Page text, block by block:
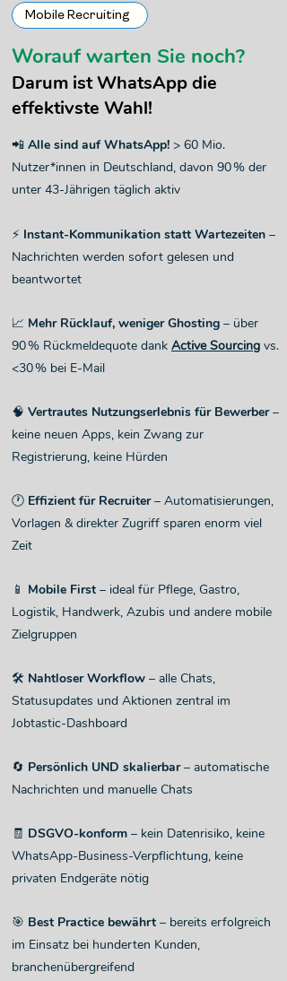
Mobile Recruiting
Worauf warten Sie noch?
Darum ist WhatsApp die
effektivste Wahl!
📲 Alle sind auf WhatsApp! > 60 Mio.
Nutzer*innen in Deutschland, davon 90 % der
unter 43-Jährigen täglich aktiv
⚡ Instant-Kommunikation statt Wartezeiten –
Nachrichten werden sofort gelesen und
beantwortet
📈 Mehr Rücklauf, weniger Ghosting – über
90 % Rückmeldequote dank Active Sourcing vs.
<30 % bei E-Mail
🧠 Vertrautes Nutzungserlebnis für Bewerber–
keine neuen Apps, kein Zwang zur
Registrierung, keine Hürden
🕐 Effizient für Recruiter– Automatisierungen,
Vorlagen & direkter Zugriff sparen enorm viel
Zeit
📱 Mobile First – ideal für Pflege, Gastro,
Logistik, Handwerk, Azubis und andere mobile
Zielgruppen
🛠️ Nahtloser Workflow – alle Chats,
Statusupdates und Aktionen zentral im
Jobtastic-Dashboard
🔄 Persönlich UND skalierbar– automatische
Nachrichten und manuelle Chats
🧾 DSGVO-konform – kein Datenrisiko, keine
WhatsApp-Business-Verpflichtung, keine
privaten Endgeräte nötig
🎯 Best Practice bewährt – bereits erfolgreich
im Einsatz bei hunderten Kunden,
branchenübergreifend